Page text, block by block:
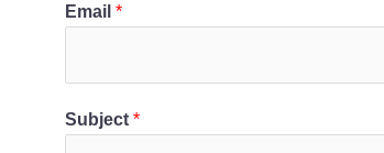
Email *
Subject *